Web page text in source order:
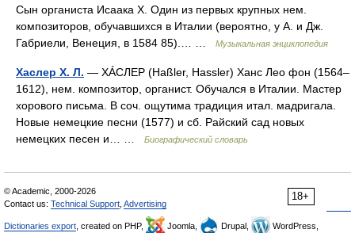
Сын органиста Исаака X. Один из первых крупных нем.
композиторов, обучавшихся в Италии (вероятно, у А. и Дж.
Габриели, Венеция, в 1584 85).… …
Музыкальная энциклопедия
Хаслер Х. Л. — ХÁСЛЕР (Haßler, Hassler) Ханс Лео фон (1564–
1612), нем. композитор, органист. Обучался в Италии. Мастер
хорового письма. В соч. ощутима традиция итал. мадригала.
Новые немецкие песни (1577) и сб. Райский сад новых
немецких песен и… …
Биографический словарь
18+
© Academic, 2000-2026
Contact us: Technical Support Advertising
Dictionaries export , created on PHP, Joomla, Drupal,
WordPress,